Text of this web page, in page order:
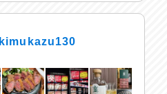
kimukazu130